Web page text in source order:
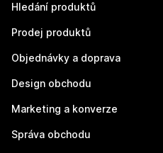
Hledání produktů
Prodej produktů
Objednávky a doprava
Design obchodu
Marketing a konverze
Správa obchodu